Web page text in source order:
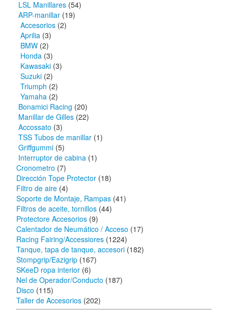
LSL Manillares (54)
ARP-manillar (19)
Accesorios (2)
Aprilia (3)
BMW (2)
Honda (3)
Kawasaki (3)
Suzuki (2)
Triumph (2)
Yamaha (2)
Bonamici Racing (20)
Manillar de Gilles (22)
Accossato (3)
TSS Tubos de manillar (1)
Griffgummi (5)
Interruptor de cabina (1)
Cronometro (7)
Dirección Tope Protector (18)
Filtro de aire (4)
Soporte de Montaje, Rampas (41)
Filtros de aceite, tornillos (44)
Protectore Accesorios (9)
Calentador de Neumático / Acceso (17)
Racing Fairing/Accessiores (1224)
Tanque, tapa de tanque, accesori (182)
Stompgrip/Eazigrip (167)
SKeeD ropa interior (6)
Nel de Operador/Conducto (187)
Disco (115)
Taller de Accesorios (202)